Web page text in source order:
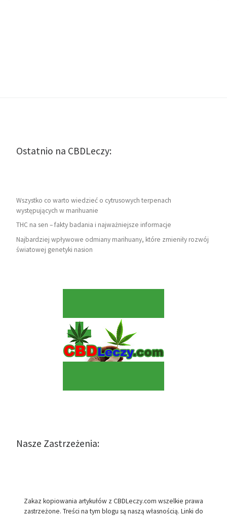
Ostatnio na CBDLeczy:
Wszystko co warto wiedzieć o cytrusowych terpenach
występujących w marihuanie
THC na sen – fakty badania i najważniejsze informacje
Najbardziej wpływowe odmiany marihuany, które zmieniły rozwój
światowej genetyki nasion
Nasze Zastrzeżenia:
Zakaz kopiowania artykułów z CBDLeczy.com wszelkie prawa
zastrzeżone. Treści na tym blogu są naszą własnością. Linki do